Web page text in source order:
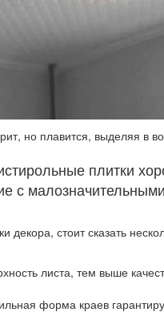
но плавится, выделяя в
плитки
с
декора, стоит сказать
листа, тем выше
форма краев